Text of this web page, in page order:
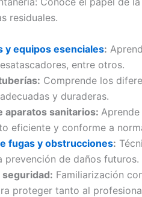
residuales.
y equipos esenciales:
entre otros.
Comprende los
y duraderas.
aparatos sanitarios:
eficiente y conforme a
fugas y obstrucciones:
prevención de daños futuros.
seguridad: Familiarización
proteger tanto al